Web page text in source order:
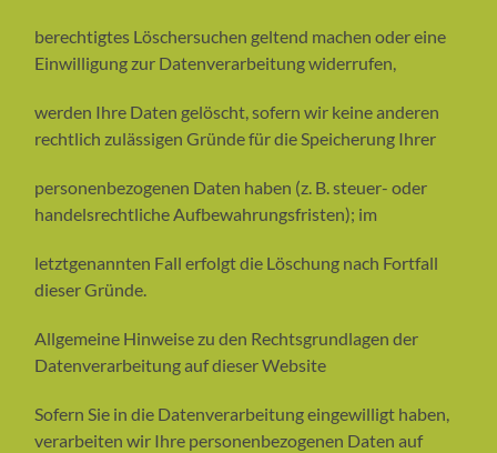
berechtigtes Löschersuchen geltend machen oder eine
Einwilligung zur Datenverarbeitung widerrufen,
werden Ihre Daten gelöscht, sofern wir keine anderen
rechtlich zulässigen Gründe für die Speicherung Ihrer
personenbezogenen Daten haben (z. B. steuer- oder
handelsrechtliche Aufbewahrungsfristen); im
letztgenannten Fall erfolgt die Löschung nach Fortfall
dieser Gründe.
Allgemeine Hinweise zu den Rechtsgrundlagen der
Datenverarbeitung auf dieser Website
Sofern Sie in die Datenverarbeitung eingewilligt haben,
verarbeiten wir Ihre personenbezogenen Daten auf